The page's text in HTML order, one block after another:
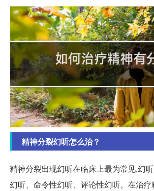
精神分裂幻听怎么治？
精神分裂出现幻听在临床上最为常见,幻
幻听、命令性幻听、评论性幻听。在治